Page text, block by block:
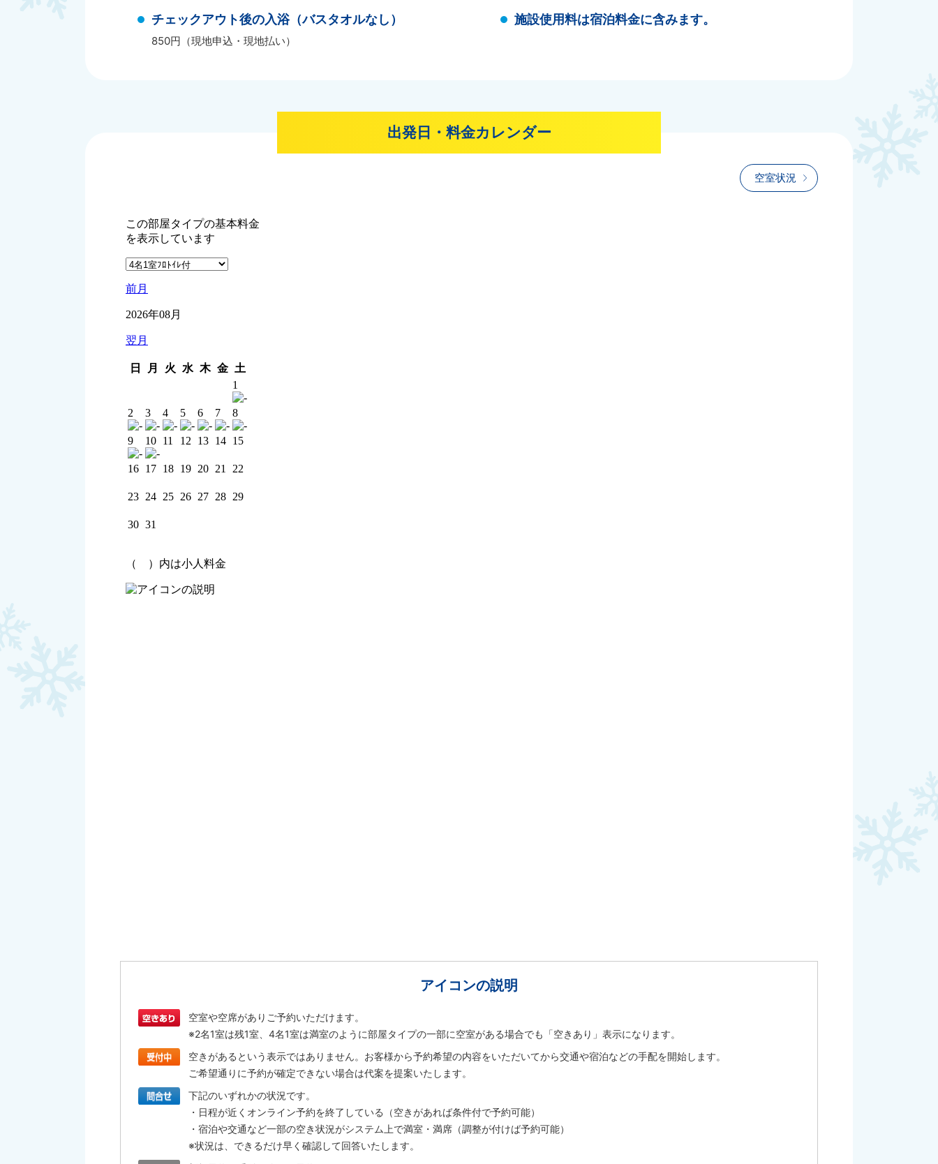
チェックアウト後の入浴（バスタオルなし）
850円（現地申込・現地払い）
施設使用料は宿泊料金に含みます。
出発日・料金カレンダー
空室状況
アイコンの説明
空室や空席がありご予約いただけます。
※2名1室は残1室、4名1室は満室のように部屋タイプの一部に空室がある場合でも「空きあり」表示になります。
空きがあるという表示ではありません。お客様から予約希望の内容をいただいてから交通や宿泊などの手配を開始します。
ご希望通りに予約が確定できない場合は代案を提案いたします。
下記のいずれかの状況です。
・日程が近くオンライン予約を終了している（空きがあれば条件付で予約可能）
・宿泊や交通など一部の空き状況がシステム上で満室・満席（調整が付けば予約可能）
※状況は、できるだけ早く確認して回答いたします。